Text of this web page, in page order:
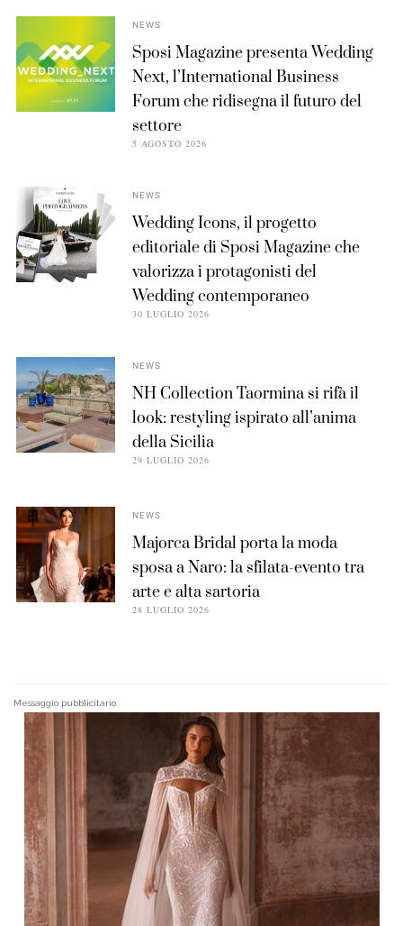
NEWS
Sposi Magazine presenta Wedding
Next, l’International Business
Forum che ridisegna il futuro del
settore
5 AGOSTO 2026
NEWS
Wedding Icons, il progetto
editoriale di Sposi Magazine che
valorizza i protagonisti del
Wedding contemporaneo
30 LUGLIO 2026
NEWS
NH Collection Taormina si rifà il
look: restyling ispirato all’anima
della Sicilia
29 LUGLIO 2026
NEWS
Majorca Bridal porta la moda
sposa a Naro: la sfilata-evento tra
arte e alta sartoria
28 LUGLIO 2026
Messaggio pubblicitario